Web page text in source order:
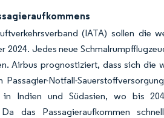
(IATA) sollen die
2024. Jedes neue
Airbus prognostiziert, dass sich
Notfall-
Indien und Südasien, wo bis
das Passagieraufkommen